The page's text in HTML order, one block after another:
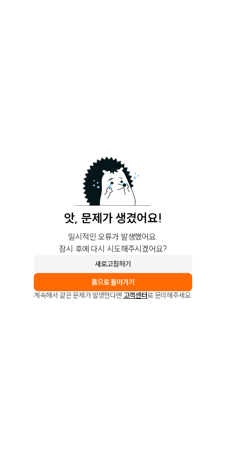
앗, 문제가 생겼어요!
일시적인 오류가 발생했어요.
잠시 후에 다시 시도해주시겠어요?
새로고침하기
홈으로 돌아가기
계속해서 같은 문제가 발생한다면 고객센터로 문의해주세요.